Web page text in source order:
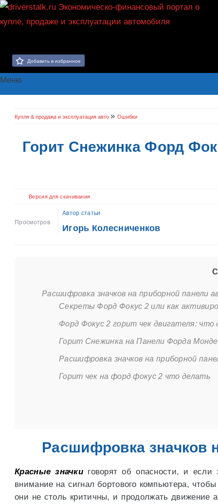
Добавить в избранное
Меню
Купля & продажа и эксплуатация авто » Ошибки
Горит Снежинка Форд
Версия для скачивания
Просмотров
Автор статьи
Игорь Колесниченков
Расшифровка значков на приборной панели
Секреты Форд Фокус 2 или как
Форд Фокус 2 горит чек двигателя: что
Горит Снежинка на Панели Форда
Расшифровка значков на приборной
Горит чек на форд фокус 2 что делать
Расшифровка значков
Красные значки говорят об опасности, и если
внимание на сигнал бортового компьютера,
они не столь критичны, и продолжать движение